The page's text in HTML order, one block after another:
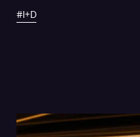
#I+D